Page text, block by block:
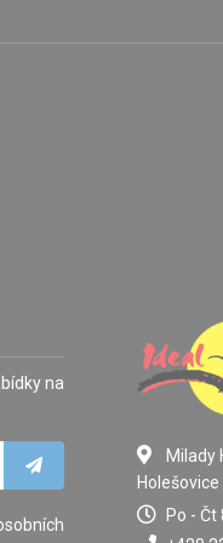
na
Milady
Holešovice
Po - Čt